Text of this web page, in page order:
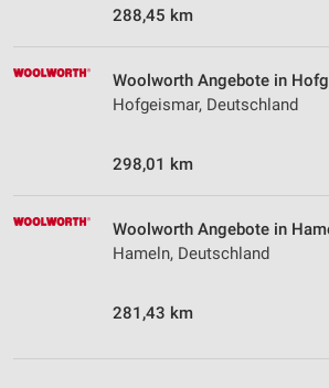
288,45 km
Woolworth Angebote in
Hofgeismar, Deutschland
298,01 km
Woolworth Angebote in
Hameln, Deutschland
281,43 km